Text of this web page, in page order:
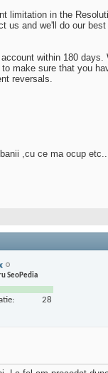
limitation in the
us and we'll do our best
within 180 days.
make sure that you
reversals.
,cu ce ma ocup etc..
SeoPedia
28